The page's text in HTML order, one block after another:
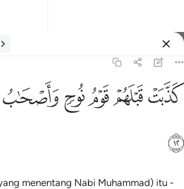
كذبت قبلهم قوم نوح
كَذَّبَتْ قَبْلَهُمْ قَوْمُ نُوحٍۢ
ﲫﲬﲭﲮﲯ
ﲲ
menentang Nabi Muhammad) itu -